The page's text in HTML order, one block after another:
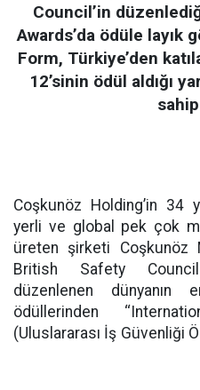
Council’in
Awards’da ödüle layık
Form, Türkiye’den
12’sinin ödül aldığı
Coşkunöz Holding’in 34
yerli ve global pek çok
üreten şirketi Coşkunöz
British Safety Council
düzenlenen
ödüllerinden
(Uluslararası İş Güvenliği